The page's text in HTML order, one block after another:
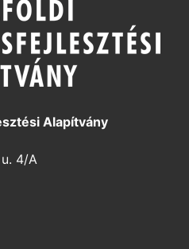
Alapítvány
4/A